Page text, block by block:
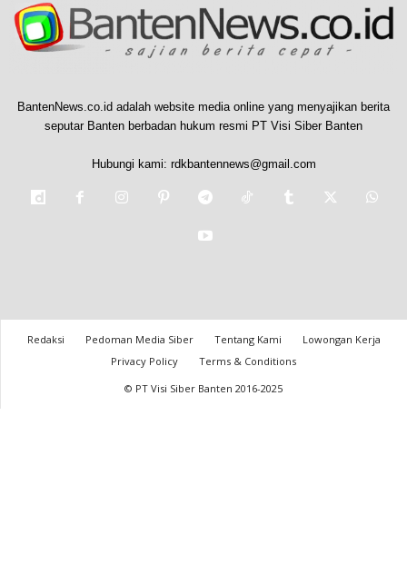
BantenNews.co.id adalah website media online yang menyajikan berita
seputar Banten berbadan hukum resmi PT Visi Siber Banten
Hubungi kami: rdkbantennews@gmail.com
Redaksi Pedoman Media Siber Tentang Kami
Lowongan Kerja
Privacy Policy
Terms & Conditions
© PT Visi Siber Banten 2016-2025